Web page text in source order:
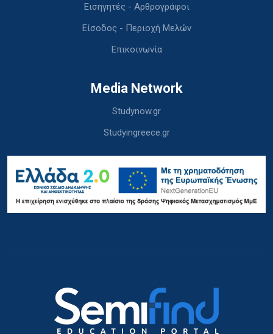
Εισηγητές - Αρθρογράφοι
Είσοδος - Περιοχή Μελών
Επικοινωνία
Media Network
Studynow.gr
Studyingreece.gr